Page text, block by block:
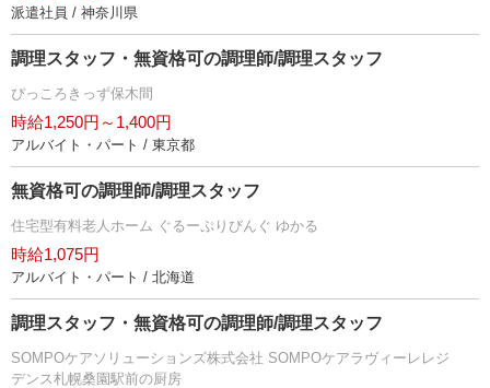
派遣社員 / 神奈川県
調理スタッフ・無資格可の調理師/調理スタッフ
ぴっころきっず保木間
時給1,250円～1,400円
アルバイト・パート / 東京都
無資格可の調理師/調理スタッフ
住宅型有料老人ホーム ぐるーぷりびんぐ ゆかる
時給1,075円
アルバイト・パート / 北海道
調理スタッフ・無資格可の調理師/調理スタッフ
SOMPOケアソリューションズ株式会社 SOMPOケアラヴィーレレジ
デンス札幌桑園駅前の厨房